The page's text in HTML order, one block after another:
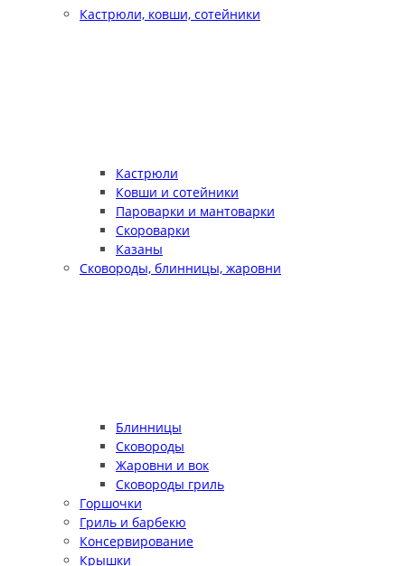
Кастрюли, ковши, сотейники
Кастрюли
Ковши и сотейники
Пароварки и мантоварки
Скороварки
Казаны
Сковороды, блинницы, жаровни
Блинницы
Сковороды
Жаровни и вок
Сковороды гриль
Горшочки
Гриль и барбекю
Консервирование
Крышки